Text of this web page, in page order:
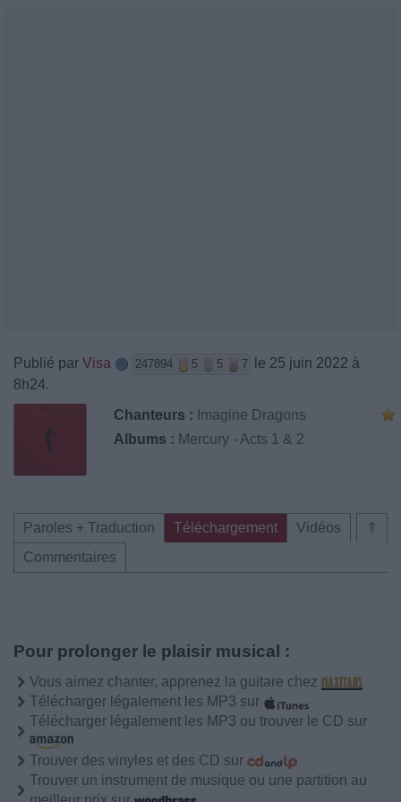
Publié par Visa 247894 5 5 7
le 25 juin 2022 à
8h24.
Chanteurs : Imagine Dragons
Albums : Mercury - Acts 1 & 2
⇑
Paroles + Traduction Téléchargement
Vidéos
Commentaires
Pour prolonger le plaisir musical :
Vous aimez chanter, apprenez la guitare chez
Télécharger légalement les MP3 sur
Télécharger légalement les MP3 ou trouver le CD sur
Trouver des vinyles et des CD sur
Trouver un instrument de musique ou une partition au